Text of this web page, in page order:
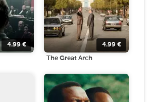
4.99€ 4.99 €
The Great Arch